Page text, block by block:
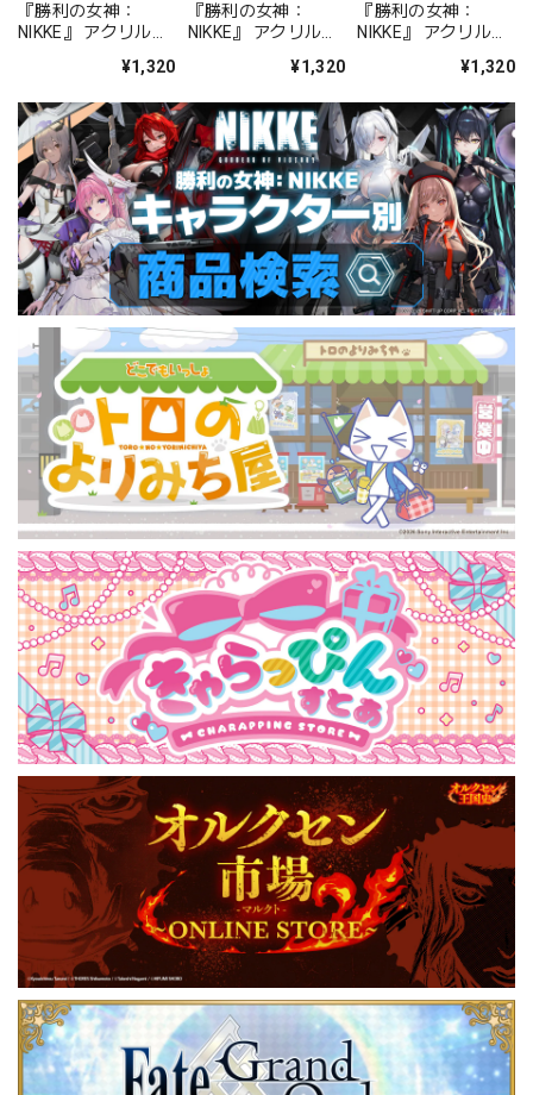
『勝利の女神：
NIKKE』 アクリルス
¥1,320
『勝利の女神：
NIKKE』 アクリルス
ォーチュンメイト
¥1,320
『勝利の女神：
NIKKE』 アクリルス
シャープレッスン
¥1,320